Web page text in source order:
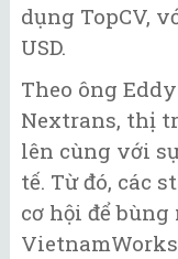
dụng TopCV,
USD.
Theo ông
Nextrans, thị
lên cùng với
tế. Từ đó, các
cơ hội để